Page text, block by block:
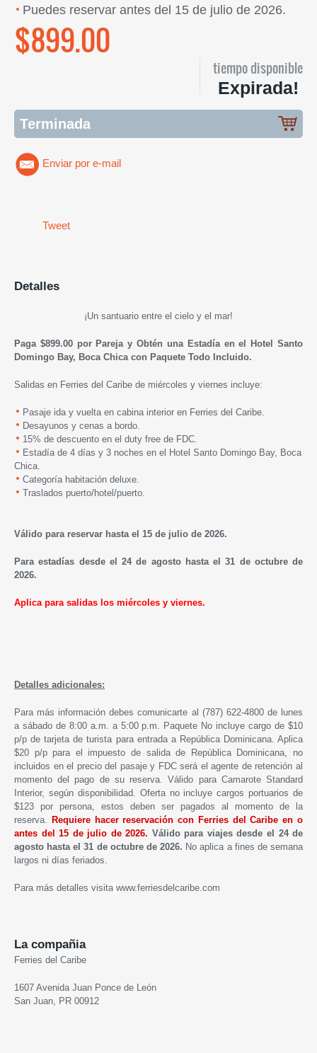
Puedes reservar antes del 15 de julio de 2026.
$899.00
tiempo disponible
Expirada!
Terminada
Enviar por e-mail
Tweet
Detalles
¡Un santuario entre el cielo y el mar!
Paga $899.00 por Pareja y Obtén una Estadía en el Hotel Santo
Domingo Bay, Boca Chica con Paquete Todo Incluido.
Salidas en Ferries del Caribe de miércoles y viernes incluye:
Pasaje ida y vuelta en cabina interior en Ferries del Caribe.
Desayunos y cenas a bordo.
15% de descuento en el duty free de FDC.
Estadía de 4 días y 3 noches en el Hotel Santo Domingo Bay, Boca
Chica.
Categoría habitación deluxe.
Traslados puerto/hotel/puerto.
Válido para reservar hasta el 15 de julio de 2026.
Para estadías desde el 24 de agosto hasta el 31 de octubre de
2026.
Aplica para salidas los miércoles y viernes.
Detalles adicionales:
Para más información debes comunicarte al (787) 622-4800 de lunes
a sábado de 8:00 a.m. a 5:00 p.m. Paquete No incluye cargo de $10
p/p de tarjeta de turista para entrada a República Dominicana. Aplica
$20 p/p para el impuesto de salida de República Dominicana, no
incluidos en el precio del pasaje y FDC será el agente de retención al
momento del pago de su reserva. Válido para Camarote Standard
Interior, según disponibilidad. Oferta no incluye cargos portuarios de
$123 por persona, estos deben ser pagados al momento de la
reserva.
Requiere hacer reservación con Ferries del Caribe en o
antes del 15 de julio de 2026. Válido para viajesdesde el 24 de
agosto hasta el 31 de octubre de 2026. No aplica a fines de semana
largos ni días feriados.
Para más detalles visita www.ferriesdelcaribe.com
La compañia
Ferries del Caribe
1607 Avenida Juan Ponce de León
San Juan, PR 00912